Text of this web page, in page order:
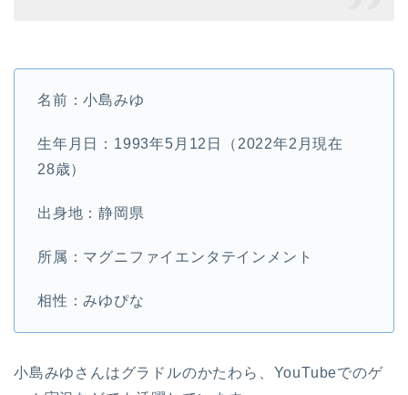
名前：小島みゆ
生年月日：1993年5月12日（2022年2月現在
28歳）
出身地：静岡県
所属：マグニファイエンタテインメント
相性：みゆぴな
小島みゆさんはグラドルのかたわら、YouTubeでのゲ